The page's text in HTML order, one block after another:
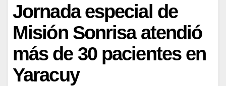
Jornada especial de
Misión Sonrisa atendió
más de 30 pacientes en
Yaracuy